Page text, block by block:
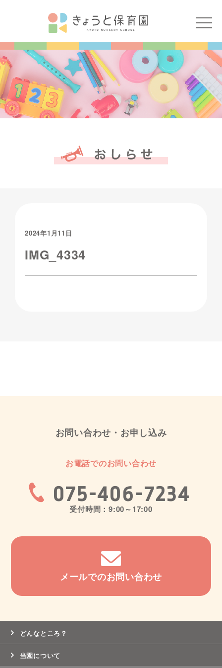
2024年1月11日
IMG_4334
お問い合わせ・お申し込み
お電話でのお問い合わせ
075-406-7234
受付時間：9:00～17:00
メールでのお問い合わせ
どんなところ？
当園について